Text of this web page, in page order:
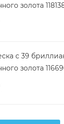
золота
с 39
золота